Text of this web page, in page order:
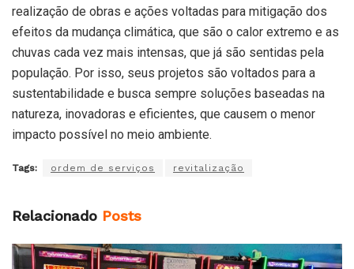
realização de obras e ações voltadas para mitigação dos
efeitos da mudança climática, que são o calor extremo e as
chuvas cada vez mais intensas, que já são sentidas pela
população. Por isso, seus projetos são voltados para a
sustentabilidade e busca sempre soluções baseadas na
natureza, inovadoras e eficientes, que causem o menor
impacto possível no meio ambiente.
Tags: ordem de serviços revitalização
Relacionado Posts